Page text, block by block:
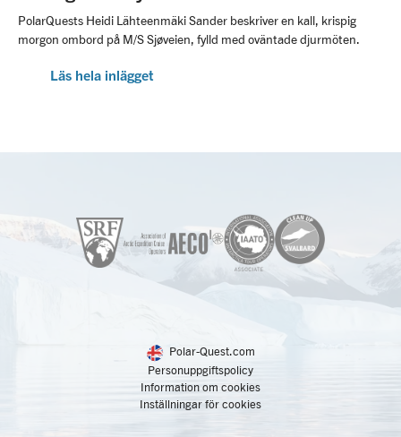
PolarQuests Heidi Lähteenmäki Sander beskriver en kall, krispig
morgon ombord på M/S Sjøveien, fylld med oväntade djurmöten.
Läs hela inlägget
Polar-Quest.com
Personuppgiftspolicy
Information om cookies
Inställningar för cookies